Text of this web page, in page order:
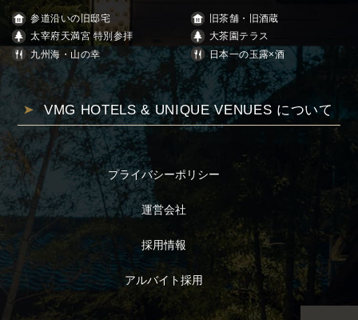
参道沿いの旧邸宅
太宰府天満宮 特別参拝
九州海・山の幸
旧茶舗・旧酒蔵
大茶園テラス
日本一の玉露×酒
VMG HOTELS & UNIQUE VENUES について
プライバシーポリシー
運営会社
採用情報
アルバイト採用